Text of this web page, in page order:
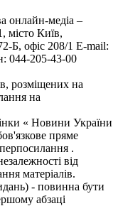
онлайн-медіа –
місто Київ,
офіс 208/1 E-mail:
044-205-43-00
розміщених на
на
« Новини України
пряме
.
від
матеріалів.
- повинна бути
абзаці